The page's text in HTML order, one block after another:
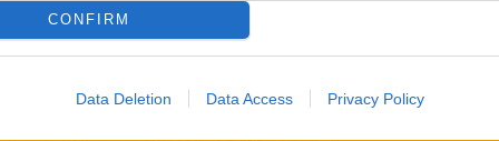
CONFIRM
Data Deletion Data Access Privacy Policy